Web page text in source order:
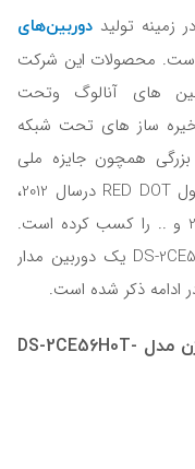
تولید دوربین‌های
محصولات این شرکت
های آنالوگ وتحت
ساز های تحت شبکه
همچون جایزه ملی
ZUBR روسیه در سال 2013، طراحی محصول RED DOT درسال 2012،
بهترین دوربین IP در Secutech سال 2012 و .. را کسب کرده است.
دوربين دام هايک ويژن مدل DS-2CE56H0T-ITMF یک دوربین مدار
ادامه ذکر شده است.
ویژگی های بارز دوربين دام هايک ويژن مدل DS-2CE56H0T-